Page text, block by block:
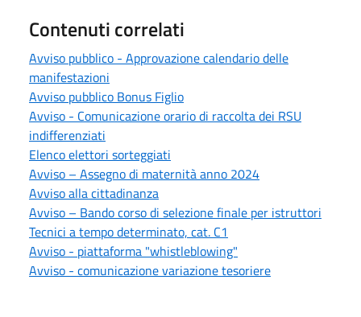
Contenuti correlati
Avviso pubblico - Approvazione calendario delle
manifestazioni
Avviso pubblico Bonus Figlio
Avviso - Comunicazione orario di raccolta dei RSU
indifferenziati
Elenco elettori sorteggiati
Avviso – Assegno di maternità anno 2024
Avviso alla cittadinanza
Avviso – Bando corso di selezione finale per istruttori
Tecnici a tempo determinato, cat. C1
Avviso - piattaforma "whistleblowing"
Avviso - comunicazione variazione tesoriere